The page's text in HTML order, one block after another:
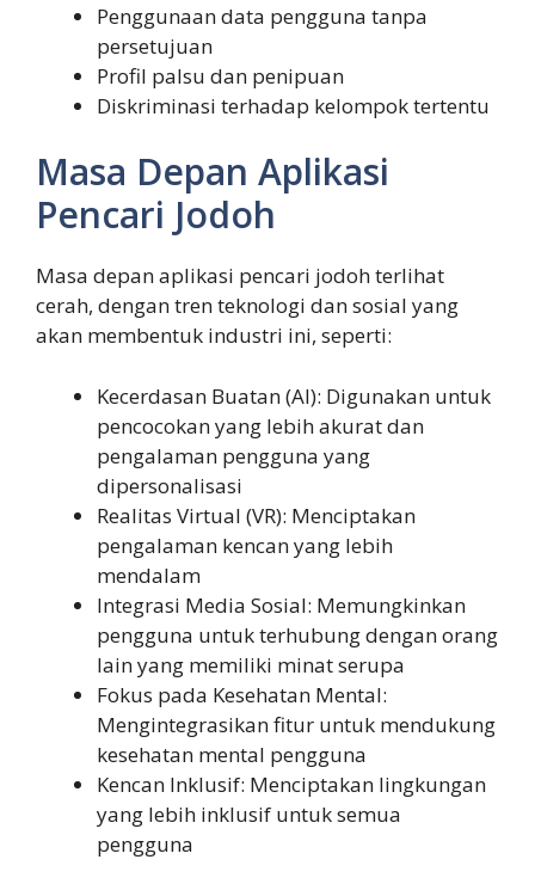
Penggunaan data pengguna tanpa
persetujuan
Profil palsu dan penipuan
Diskriminasi terhadap kelompok tertentu
Masa Depan Aplikasi
Pencari Jodoh
Masa depan aplikasi pencari jodoh terlihat
cerah, dengan tren teknologi dan sosial yang
akan membentuk industri ini, seperti:
Kecerdasan Buatan (AI): Digunakan untuk
pencocokan yang lebih akurat dan
pengalaman pengguna yang
dipersonalisasi
Realitas Virtual (VR): Menciptakan
pengalaman kencan yang lebih
mendalam
Integrasi Media Sosial: Memungkinkan
pengguna untuk terhubung dengan orang
lain yang memiliki minat serupa
Fokus pada Kesehatan Mental:
Mengintegrasikan fitur untuk mendukung
kesehatan mental pengguna
Kencan Inklusif: Menciptakan lingkungan
yang lebih inklusif untuk semua
pengguna